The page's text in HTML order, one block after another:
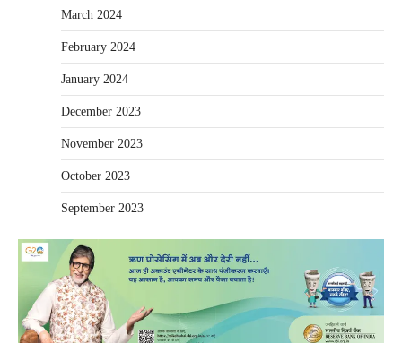
March 2024
February 2024
January 2024
December 2023
November 2023
October 2023
September 2023